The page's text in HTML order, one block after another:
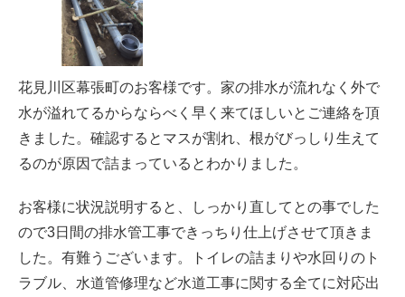
花見川区幕張町のお客様です。家の排水が流れなく外で
水が溢れてるからならべく早く来てほしいとご連絡を頂
きました。確認するとマスが割れ、根がびっしり生えて
るのが原因で詰まっているとわかりました。
お客様に状況説明すると、しっかり直してとの事でした
ので3日間の排水管工事できっちり仕上げさせて頂きま
した。有難うございます。トイレの詰まりや水回りのト
ラブル、水道管修理など水道工事に関する全てに対応出